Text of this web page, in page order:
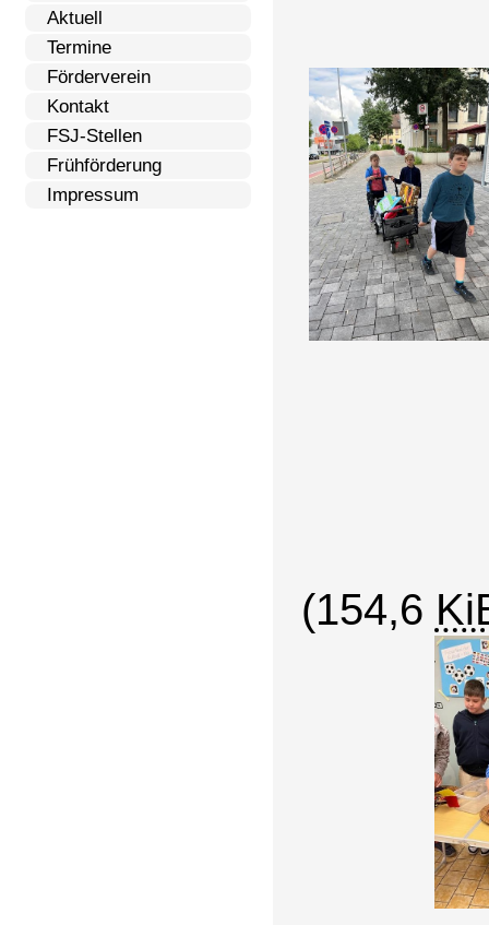
Aktuell
Termine
Förderverein
Kontakt
FSJ-Stellen
Frühförderung
Impressum
(154,6